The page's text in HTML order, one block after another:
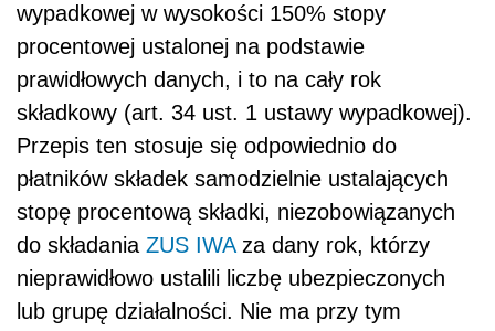
wypadkowej w wysokości 150% stopy
procentowej ustalonej na podstawie
prawidłowych danych, i to na cały rok
składkowy (art. 34 ust. 1 ustawy wypadkowej).
Przepis ten stosuje się odpowiednio do
płatników składek samodzielnie ustalających
stopę procentową składki, niezobowiązanych
do składania ZUS IWAza dany rok, którzy
nieprawidłowo ustalili liczbę ubezpieczonych
lub grupę działalności. Nie ma przy tym